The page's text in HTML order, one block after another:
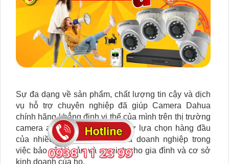
Sự đa dạng về sản phẩm, chất lượng tin cậy và dịch
vụ hỗ trợ chuyên nghiệp đã giúp Camera Dahua
chính hãng khẳng định vị thế của mình trên thị trường
camera an ninh và trở thành sự lựa chọn hàng đầu
của nhiều người tiêu dùng và doanh nghiệp trong
việc bảo vệ tài sản và an ninh cho gia đình và cơ sở
kinh doanh của họ.